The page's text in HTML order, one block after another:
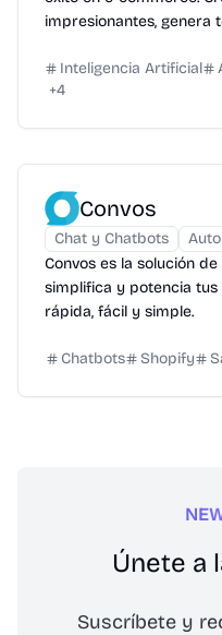
impresionantes, genera
Inteligencia Artificial
+4
Convos
Chat y Chatbots
Convos es la solución
simplifica y potencia
rápida, fácil y simple.
Chatbots Shopify
Únete a
Suscríbete y